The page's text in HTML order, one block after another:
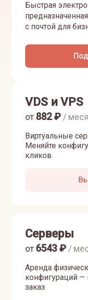
Быстрая
с почтой для
VDS и VPS
Виртуальные
Меняйте
кликов
от 882₽ /
Серверы
Аренда
конфигураций —
заказ
от 6543 ₽ /